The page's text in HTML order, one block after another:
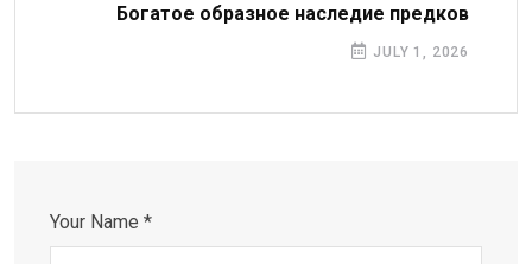
Богатое образное наследие предков
JULY 1, 2026
Your Name *